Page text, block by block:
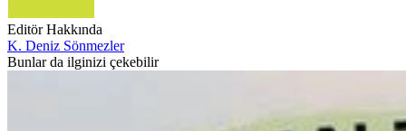
Editör Hakkında
K. Deniz Sönmezler
Bunlar da ilginizi çekebilir